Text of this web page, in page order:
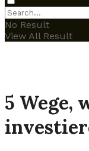
No Result
View All Result
5 Wege,